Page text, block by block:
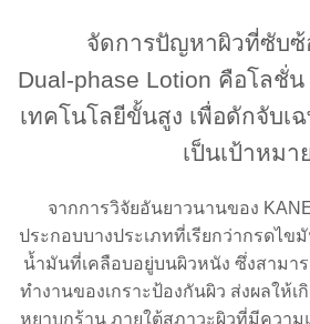
จัดการปัญหาผิวที่ซับ
Dual-phase Lotion คือโลชั่น
เทคโนโลยีขั้นสูง เพื่อดักจับเ
เป็นเป้าหมา
จากการวิจัยอันยาวนานของ
ประกอบบางประเภทที่เรียกว่ากรดไข
น้ำมันที่เคลือบอยู่บนผิวหนัง ซึ่งสามา
ทำงานของเกราะป้องกันผิว ส่งผลให้
หยาบกร้าน ภายใต้สภาวะผิวที่มีควา